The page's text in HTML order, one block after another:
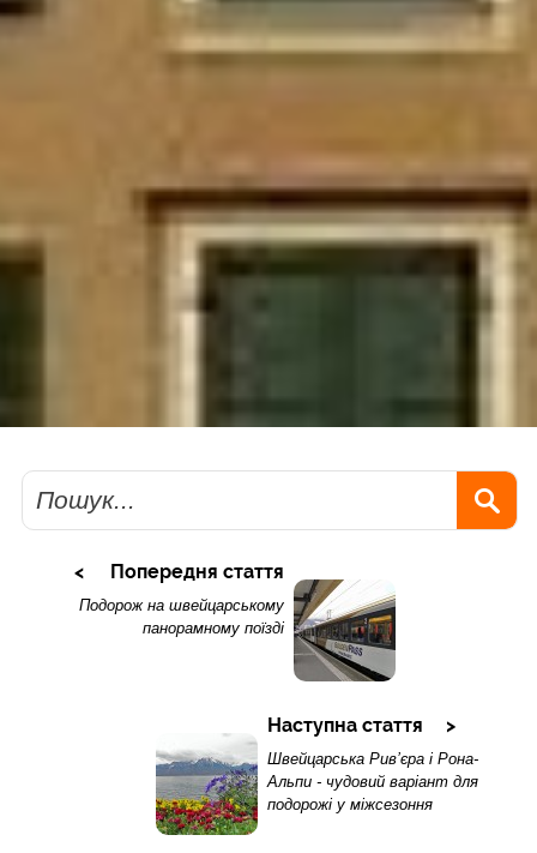
Пошук
Попередня стаття
Подорож на швейцарському
панорамному поїзді
Наступна стаття
Швейцарська Рив’єра і Рона-
Альпи - чудовий варіант для
подорожі у міжсезоння